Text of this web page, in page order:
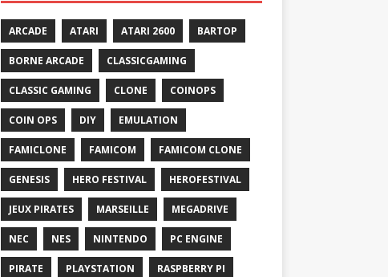
ARCADE ATARI ATARI 2600 BARTOP
BORNE ARCADE CLASSICGAMING
CLASSIC GAMING CLONE COINOPS
COIN OPS DIY EMULATION
FAMICLONE FAMICOM FAMICOM CLONE
GENESIS HERO FESTIVAL HEROFESTIVAL
JEUX PIRATES MARSEILLE MEGADRIVE
NEC NES NINTENDO PC ENGINE
PIRATE PLAYSTATION RASPBERRY PI